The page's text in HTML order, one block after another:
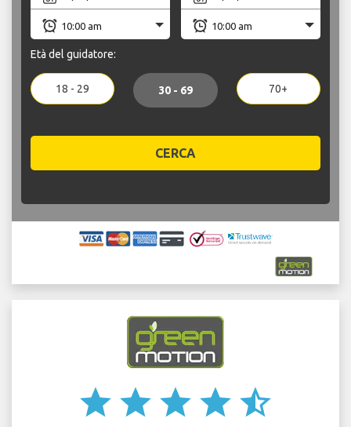
Età del guidatore:
18 - 29 30 - 69 70+
CERCA
star star star star star_half